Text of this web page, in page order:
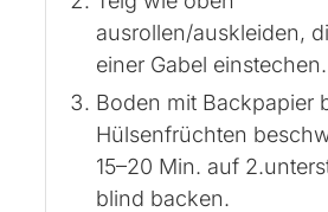
ausrollen/auskleiden,
einer Gabel einstechen.
Boden mit Backpapier
Hülsenfrüchten
15–20 Min. auf
blind backen.